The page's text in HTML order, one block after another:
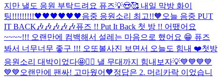
지만 낼도 응원 부탁드려요 퓨즈💡😍🥰 내일 막방 화이
팅!!!!!!!!!🖤🖤🖤🖤🖤🖤음중 응원소리 최고!!🧡 오늘 음중 PUT
IT BACK🎶🎶🎶🎶🎶퓨즈 !! Put It Back 첫 방 !! 어땠어요
~~~~!!! 오랜만에 컴백해서 설레는 마음으로 했어요 😁 퓨즈
봐서 너무너무 좋구 !!! 오또볼사진 보면서 오늘도 힘내 ❤️첫방
응원소리 대박이었다🤩❤️‍🔥 낼 무대까지 힘내보자💡💙💙💙💙
💙💙 오랜만에 팬싸! 고마웠어🧡정답은 2. 머리카락 이었습니